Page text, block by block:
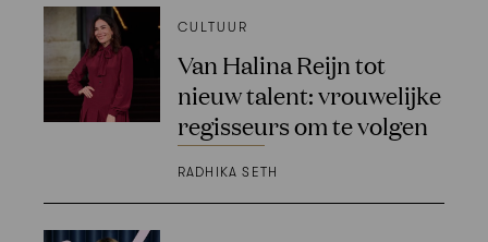
CULTUUR
Van Halina Reijn tot
nieuw talent: vrouwelijke
regisseurs om te volgen
RADHIKA SETH